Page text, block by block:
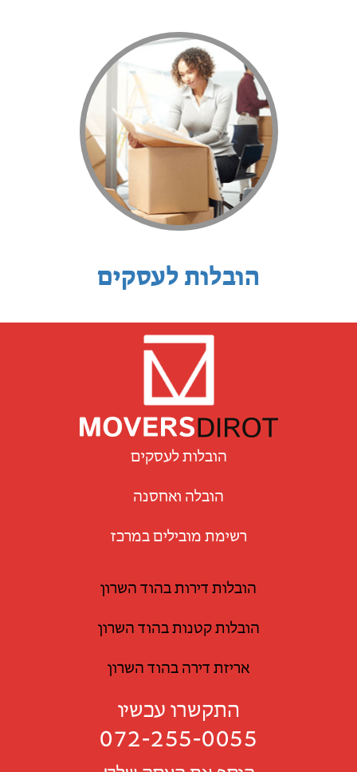
הובלות לעסקים
הובלות לעסקים
הובלה ואחסנה
רשימת מובילים במרכז
הובלות דירות בהוד השרון
הובלות קטנות בהוד השרון
אריזת דירה בהוד השרון
התקשרו עכשיו
072-255-0055